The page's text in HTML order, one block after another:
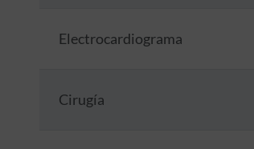
Electrocardiograma
Cirugía